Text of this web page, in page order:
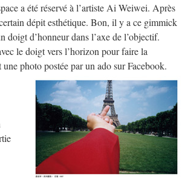
a été réservé à l’artiste Ai Weiwei. Après
dépit esthétique. Bon, il y a ce gimmick
doigt d’honneur dans l’axe de l’objectif.
le doigt vers l’horizon pour faire la
photo postée par un ado sur Facebook.